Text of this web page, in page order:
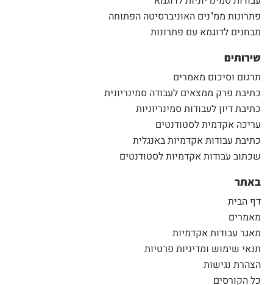
פתרונות ממ"נים האוניברסיטה הפתוחה
מבחנים לדוגמא עם פתרונות
שירותים
תרגום וסיכום מאמרים
כתיבת פרק ממצאים לעבודה סמינריונית
כתיבת דיון לעבודות סמינריוניות
עריכה אקדמית לסטודנטים
כתיבת עבודות אקדמיות באנגלית
שכתוב עבודות אקדמיות לסטודנטים
באתר
דף הבית
מאמרים
מאגר עבודות אקדמיות
תנאי שימוש ומדיניות פרטיות
הצהרת נגישות
כל הקורסים